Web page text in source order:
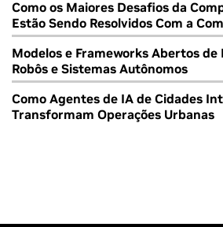
Como os Maiores Desafios da
Estão Sendo Resolvidos Com a
Modelos e Frameworks Abertos de
Robôs e Sistemas Autônomos
Como Agentes de IA de Cidades
Transformam Operações Urbanas